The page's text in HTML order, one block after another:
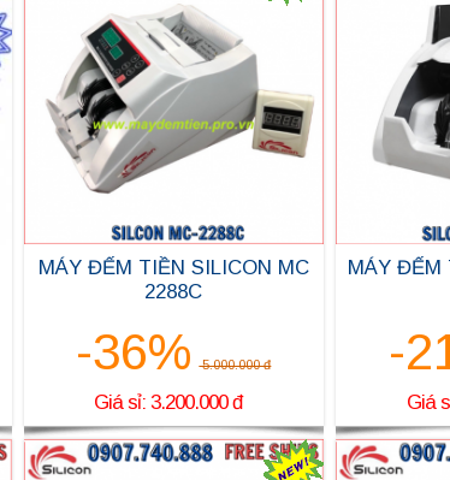
MÁY ĐẾM TIỀN SILICON MC
2288C
-36% 5.000.000 đ
Giá sỉ: 3.200.000 đ
MÁY ĐẾM
-
Giá